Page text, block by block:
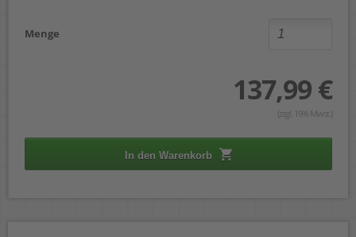
Menge
137,99 €
(zzgl. 19% Mwst.)
In den Warenkorb